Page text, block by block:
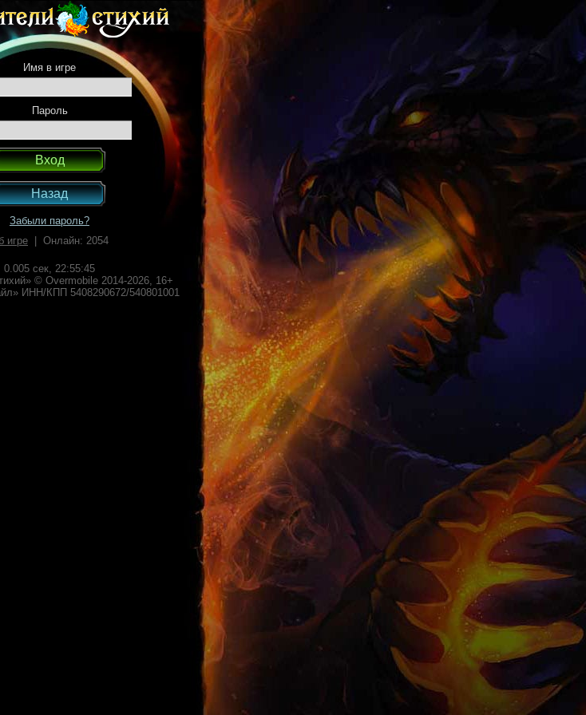
Имя в игре
Пароль
Назад
Забыли пароль?
игре | Онлайн: 2054
0.005 сек, 22:55:45
© Overmobile 2014-2026, 16+
ИНН/КПП 5408290672/540801001